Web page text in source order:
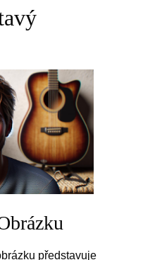
představuje